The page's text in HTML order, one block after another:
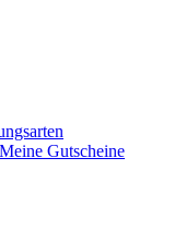
Meine Gutscheine